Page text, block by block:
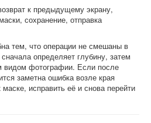
к предыдущему экрану,
сохранение, отправка
тем, что операции не смешаны в
определяет глубину, затем
видом фотографии. Если после
заметна ошибка возле края
исправить её и снова перейти